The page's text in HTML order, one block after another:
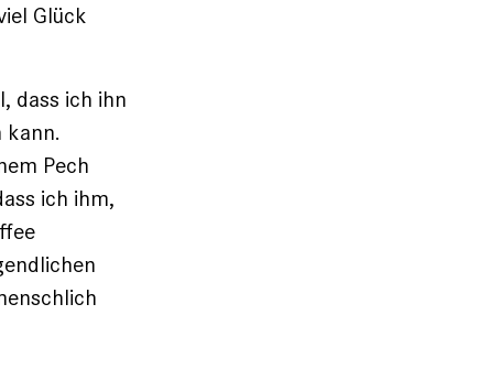
Glück
dass ich ihn
kann.
Pech
ich ihm,